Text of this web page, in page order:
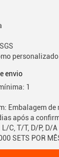
personalizado
envio
1
Embalagem
após a
C, T/T, D/P, D/A
SETS POR